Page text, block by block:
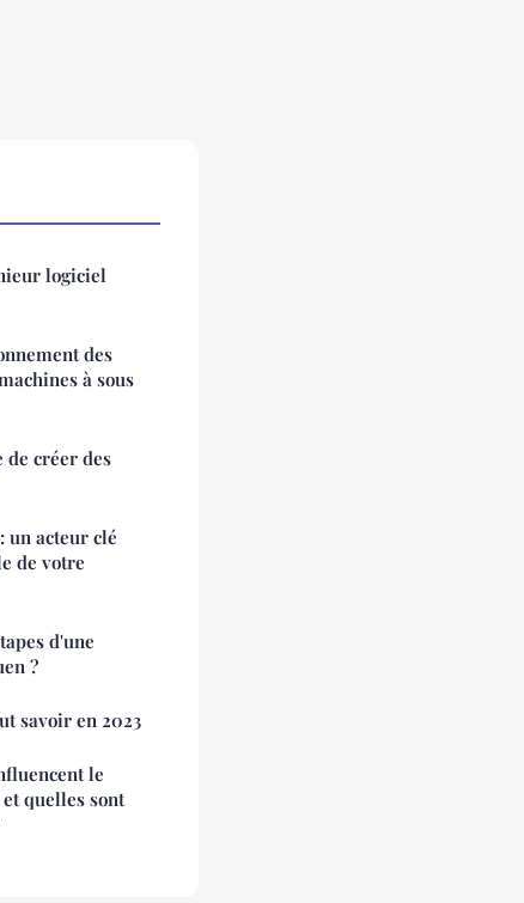
logiciel
des
à sous
de créer des
acteur clé
de votre
d'une
?
savoir en 2023
le
quelles sont